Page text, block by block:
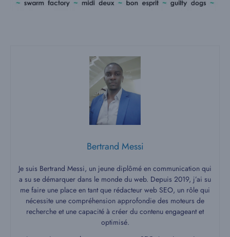
Bertrand Messi
Je suis Bertrand Messi, un jeune diplômé en communication qui
a su se démarquer dans le monde du web. Depuis 2019, j’ai su
me faire une place en tant que rédacteur web SEO, un rôle qui
nécessite une compréhension approfondie des moteurs de
recherche et une capacité à créer du contenu engageant et
optimisé.